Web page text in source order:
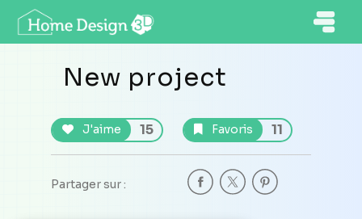
New project
J'aime 15 Favoris 11
Partager sur :